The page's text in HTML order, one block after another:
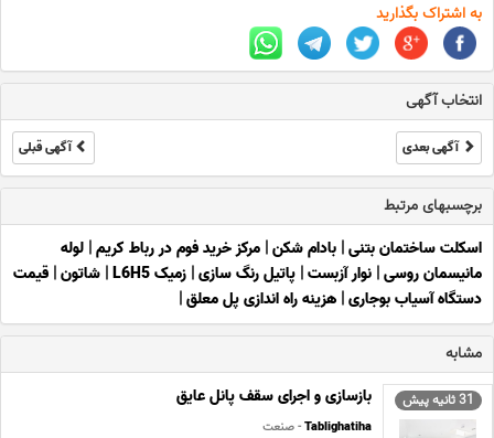
به اشتراک بگذارید
انتخاب آگهی
آگهی بعدی آگهی قبلی
برچسبهای مرتبط
اسکلت ساختمان بتنی| بادام شکن| مرکز خرید فوم در رباط کریم| لوله
مانیسمان روسی| نوار آزبست| پاتیل رنگ سازی| زمیک L6H5 | شاتون| قیمت
دستگاه آسیاب بوجاری| هزینه راه اندازی پل معلق|
مشابه
31 ثانیه پیش بازسازی و اجرای سقف پانل عایق
Tablighatiha- صنعت